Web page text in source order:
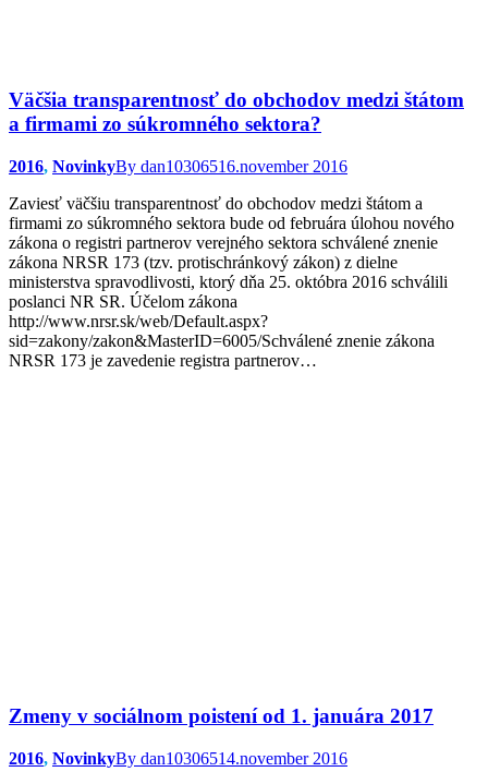
Väčšia transparentnosť do obchodov medzi štátom
a firmami zo súkromného sektora?
2016, NovinkyBy dan10306516.november 2016
Zaviesť väčšiu transparentnosť do obchodov medzi štátom a
firmami zo súkromného sektora bude od februára úlohou nového
zákona o registri partnerov verejného sektora schválené znenie
zákona NRSR 173 (tzv. protischránkový zákon) z dielne
ministerstva spravodlivosti, ktorý dňa 25. októbra 2016 schválili
poslanci NR SR. Účelom zákona
http://www.nrsr.sk/web/Default.aspx?
sid=zakony/zakon&MasterID=6005/Schválené znenie zákona
NRSR 173 je zavedenie registra partnerov…
Zmeny v sociálnom poistení od 1. januára 2017
2016, NovinkyBy dan10306514.november 2016